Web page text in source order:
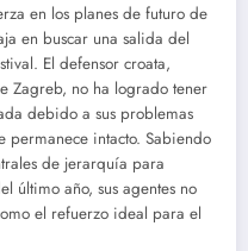
en los planes de futuro de
en buscar una salida del
El defensor croata,
Zagreb, no ha logrado tener
debido a sus problemas
permanece intacto. Sabiendo
de jerarquía para
último año, sus agentes no
el refuerzo ideal para el